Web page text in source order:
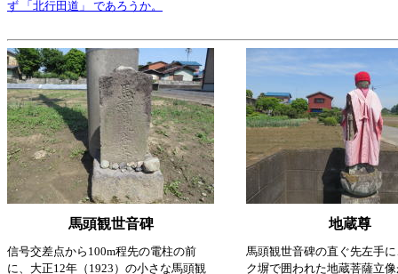
ず 「北行田道」 であろうか。
馬頭観世音碑 地蔵尊
信号交差点から100m程先の電柱の前
に、大正12年（1923）の小さな馬頭観
馬頭観世音碑の直ぐ先左手
ク塀で囲われた地蔵菩薩立